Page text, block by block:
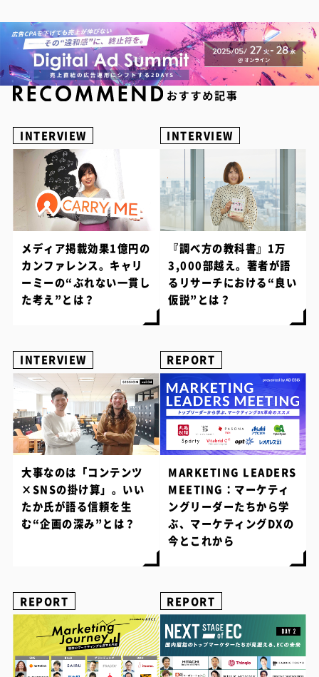
INTERVIEW
メディア掲載効果1億円の
カンファレンス。キャリ
ーミーの“ぶれない一貫し
た考え”とは？
INTERVIEW
『調べ方の教科書』1万
3,000部越え。著者が語
るリサーチにおける“良い
仮説”とは？
INTERVIEW
大事なのは「コンテンツ
×SNSの掛け算」。いい
たか氏が語る信頼を生
む“企画の深み”とは？
REPORT
MARKETING LEADERS
MEETING：マーケティ
ングリーダーたちから学
ぶ、マーケティングDXの
今とこれから
REPORT REPORT